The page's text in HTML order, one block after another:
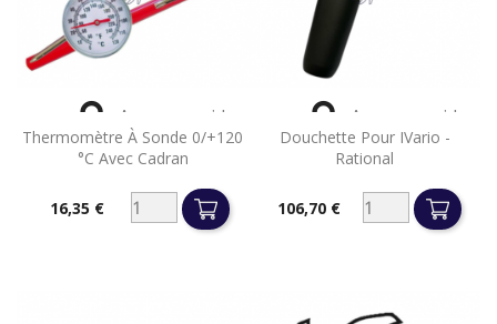
Thermomètre À Sonde 0/+120
°C Avec Cadran
16,35 €
 Aperçu rapide
Douchette Pour IVario -
Rational
Prix106,70 €
 Aperçu rapide